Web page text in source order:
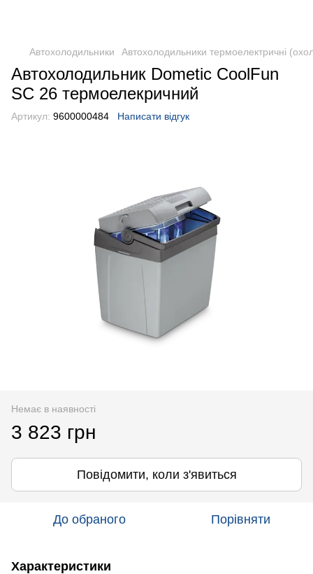
Автохолодильники Автохолодильники термоелектричні
Автохолодильник Dometic CoolFun
SC 26 термоелекричний
Артикул: 9600000484 Написати відгук
Немає в наявності
3 823 грн
Повідомити, коли з'явиться
До обраного Порівняти
Характеристики